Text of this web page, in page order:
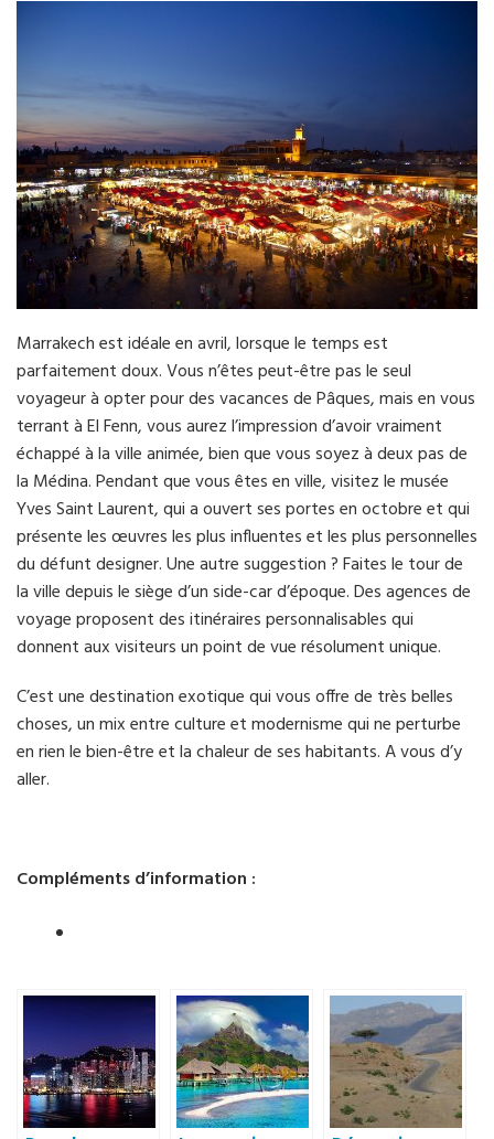
Marrakech est idéale en avril, lorsque le temps est
parfaitement doux. Vous n’êtes peut-être pas le seul
voyageur à opter pour des vacances de Pâques, mais en vous
terrant à El Fenn, vous aurez l’impression d’avoir vraiment
échappé à la ville animée, bien que vous soyez à deux pas de
la Médina. Pendant que vous êtes en ville, visitez le musée
Yves Saint Laurent, qui a ouvert ses portes en octobre et qui
présente les œuvres les plus influentes et les plus personnelles
du défunt designer. Une autre suggestion ? Faites le tour de
la ville depuis le siège d’un side-car d’époque. Des agences de
voyage proposent des itinéraires personnalisables qui
donnent aux visiteurs un point de vue résolument unique.
C’est une destination exotique qui vous offre de très belles
choses, un mix entre culture et modernisme qui ne perturbe
en rien le bien-être et la chaleur de ses habitants. A vous d’y
aller.
Compléments d’information :